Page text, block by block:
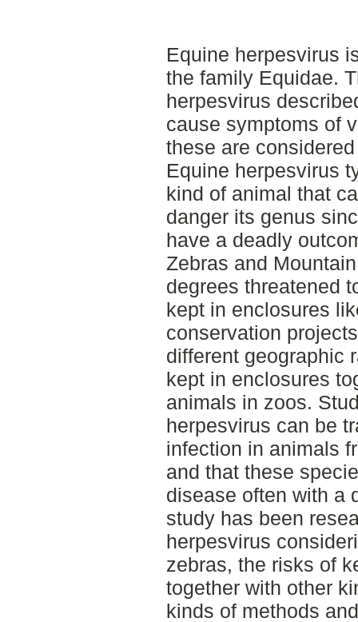
Equine herpesvirus
the family Equidae.
herpesvirus
cause symptoms of
these are
Equine herpesvirus
kind of animal that
danger its genus
have a deadly
Zebras and
degrees threatened
kept in enclosures
conservation
different geographic
kept in enclosures
animals in zoos.
herpesvirus can be
infection in animals
and that these
disease often with a
study has been
herpesvirus
zebras, the risks of
together with other
kinds of methods